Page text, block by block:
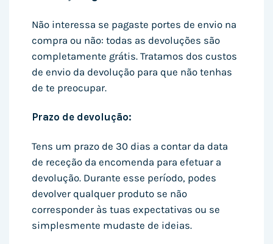
Não interessa se pagaste portes de envio na
compra ou não: todas as devoluções são
completamente grátis. Tratamos dos custos
de envio da devolução para que não tenhas
de te preocupar.
Prazo de devolução:
Tens um prazo de 30 dias a contar da data
de receção da encomenda para efetuar a
devolução. Durante esse período, podes
devolver qualquer produto se não
corresponder às tuas expectativas ou se
simplesmente mudaste de ideias.